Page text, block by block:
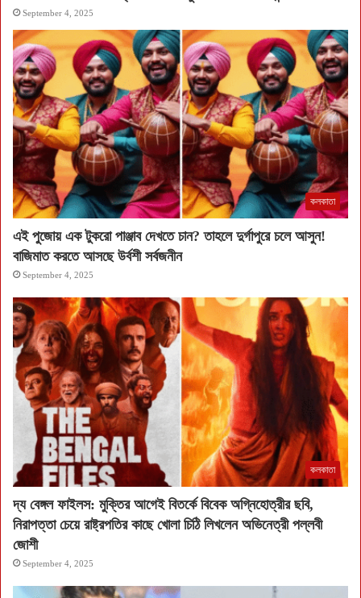
September 4, 2025
কলকাতা
এই পুজোয় এক টুকরো পাঞ্জাব দেখতে চান? তাহলে দুর্গাপুরে চলে আসুন!
বাজিমাত করতে আসছে উর্বশী সর্বজনীন
September 4, 2025
কলকাতা
দ্য বেঙ্গল ফাইলস: মুক্তির আগেই বিতর্কে বিবেক অগ্নিহোত্রীর ছবি,
নিরাপত্তা চেয়ে রাষ্ট্রপতির কাছে খোলা চিঠি লিখলেন অভিনেত্রী পল্লবী
জোশী
September 4, 2025